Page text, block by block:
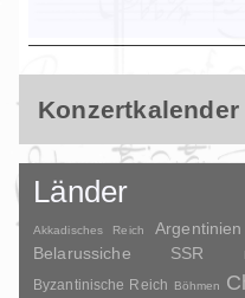
Konzertkalender
Länder
Akkadisches Reich Argentinien
Belarussiche SSR
Byzantinische Reich Böhmen